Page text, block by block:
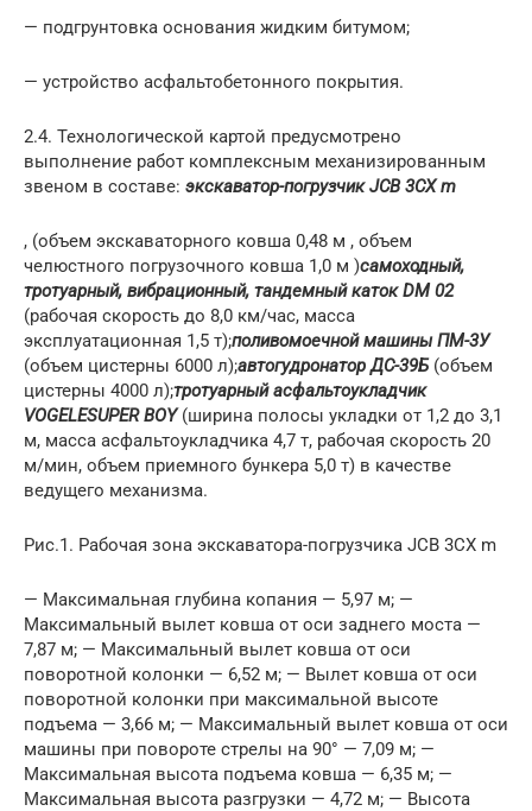
— подгрунтовка основания жидким битумом;
— устройство асфальтобетонного покрытия.
2.4. Технологической картой предусмотрено
выполнение работ комплексным механизированным
звеном в составе: экскаватор-погрузчик JCB 3CX m
, (объем экскаваторного ковша 0,48 м , объем
челюстного погрузочного ковша 1,0 м )самоходный,
тротуарный, вибрационный, тандемный каток DМ 02
(рабочая скорость до 8,0 км/час, масса
эксплуатационная 1,5 т);поливомоечной машины ПМ-3У
(объем цистерны 6000 л);автогудронатор ДС-39Б(объем
цистерны 4000 л);тротуарный асфальтоукладчик
VOGELESUPER BOY(ширина полосы укладки от 1,2 до 3,1
м, масса асфальтоукладчика 4,7 т, рабочая скорость 20
м/мин, объем приемного бункера 5,0 т) в качестве
ведущего механизма.
Рис.1. Рабочая зона экскаватора-погрузчика JCB 3CX m
— Максимальная глубина копания — 5,97 м; —
Максимальный вылет ковша от оси заднего моста —
7,87 м; — Максимальный вылет ковша от оси
поворотной колонки — 6,52 м; — Вылет ковша от оси
поворотной колонки при максимальной высоте
подъема — 3,66 м; — Максимальный вылет ковша от оси
машины при повороте стрелы на 90° — 7,09 м; —
Максимальная высота подъема ковша — 6,35 м; —
Максимальная высота разгрузки — 4,72 м; — Высота